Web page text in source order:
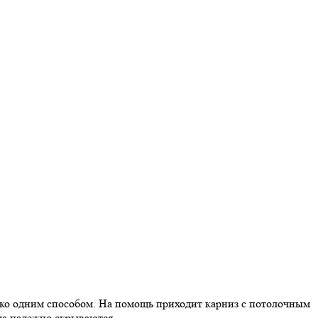
одним способом. На помощь приходит карниз с потолочным